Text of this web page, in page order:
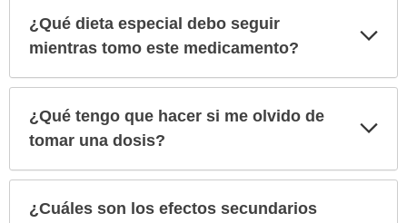
¿Qué dieta especial debo seguir
mientras tomo este medicamento?
¿Qué tengo que hacer si me olvido de
tomar una dosis?
¿Cuáles son los efectos secundarios